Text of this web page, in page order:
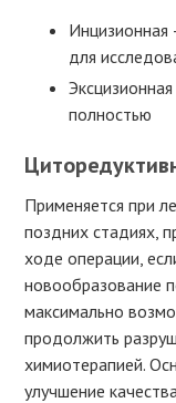
Инцизионная
для
Эксцизионная
полностью
Применяется при
поздних стадиях,
ходе операции,
новообразование
максимально
продолжить
химиотерапией.
улучшение